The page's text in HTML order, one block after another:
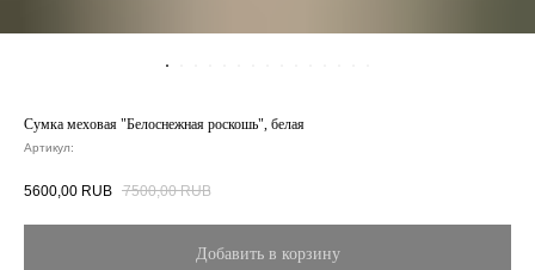
Сумка меховая "Белоснежная роскошь", белая
Артикул:
5600,00 RUB 7500,00 RUB
Добавить в корзину